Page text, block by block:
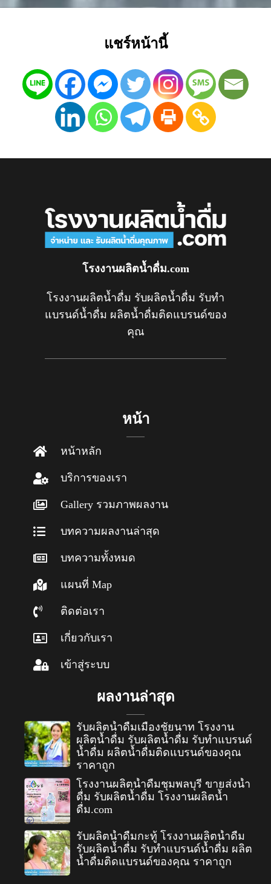
แชร์หน้านี้
โรงงานผลิตน้ำดื่ม.com
โรงงานผลิตน้ำดื่ม รับผลิตน้ำดื่ม รับทำ
แบรนด์น้ำดื่ม ผลิตน้ำดื่มติดแบรนด์ของ
คุณ
หน้า
หน้าหลัก
บริการของเรา
Gallery รวมภาพผลงาน
บทความผลงานล่าสุด
บทความทั้งหมด
แผนที่ Map
ติดต่อเรา
เกี่ยวกับเรา
เข้าสู่ระบบ
ผลงานล่าสุด
รับผลิตน้ำดื่มเมืองชัยนาท โรงงาน
ผลิตน้ำดื่ม รับผลิตน้ำดื่ม รับทำแบรนด์
น้ำดื่ม ผลิตน้ำดื่มติดแบรนด์ของคุณ
ราคาถูก
โรงงานผลิตน้ำดื่มชุมพลบุรี ขายส่งน้ำ
ดื่ม รับผลิตน้ำดื่ม โรงงานผลิตน้ำ
ดื่ม.com
รับผลิตน้ำดื่มกะทู้ โรงงานผลิตน้ำดื่ม
รับผลิตน้ำดื่ม รับทำแบรนด์น้ำดื่ม ผลิต
น้ำดื่มติดแบรนด์ของคุณ ราคาถูก